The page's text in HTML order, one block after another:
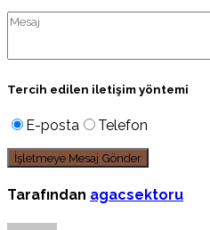
Tercih edilen iletişim yöntemi
E-posta Telefon
Tarafından agacsektoru